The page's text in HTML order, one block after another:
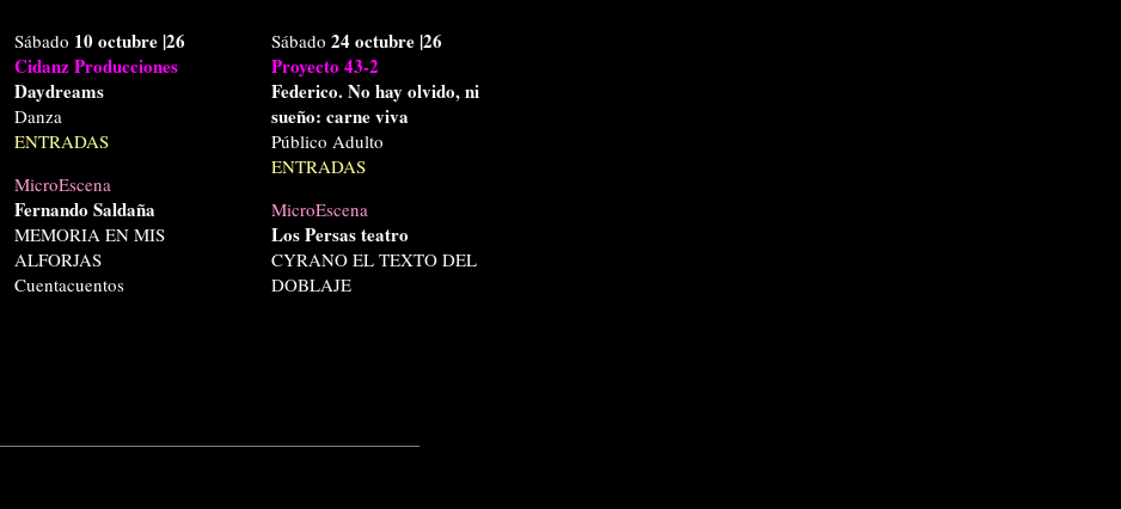
Sábado 10 octubre |26
Cidanz Producciones
Daydreams
Danza
ENTRADAS
MicroEscena
Fernando Saldaña
MEMORIA EN MIS
ALFORJAS
Cuentacuentos
Sábado24 octubre |26
Proyecto 43-2
Federico. No hay olvido, ni
sueño: carne viva
Público Adulto
ENTRADAS
MicroEscena
Los Persas teatro
CYRANO EL TEXTO DEL
DOBLAJE